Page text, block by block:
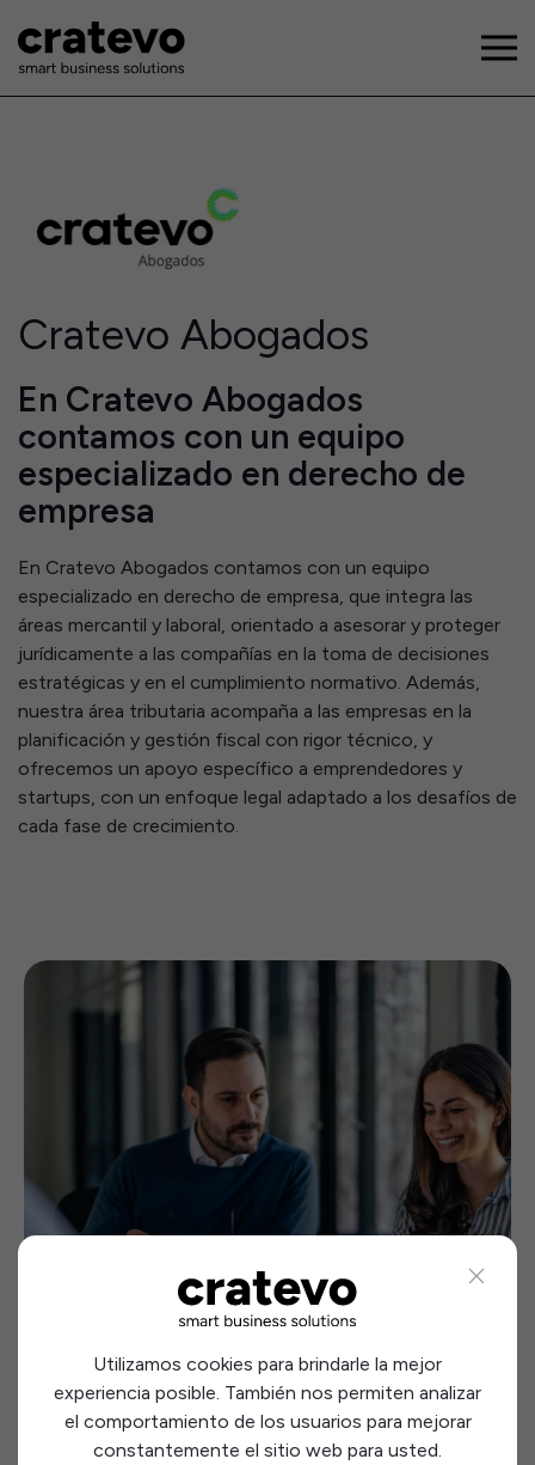
Cratevo Abogados
En Cratevo Abogados
contamos con un equipo
especializado en derecho de
empresa
En Cratevo Abogados contamos con un equipo
especializado en derecho de empresa, que integra las
áreas mercantil y laboral, orientado a asesorar y proteger
jurídicamente a las compañías en la toma de decisiones
estratégicas y en el cumplimiento normativo. Además,
nuestra área tributaria acompaña a las empresas en la
planificación y gestión fiscal con rigor técnico, y
ofrecemos un apoyo específico a emprendedores y
startups, con un enfoque legal adaptado a los desafíos de
cada fase de crecimiento.
Abogados Laboralistas
Utilizamos cookies para brindarle la mejor
experiencia posible. También nos permiten analizar
el comportamiento de los usuarios para mejorar
constantemente el sitio web para usted.